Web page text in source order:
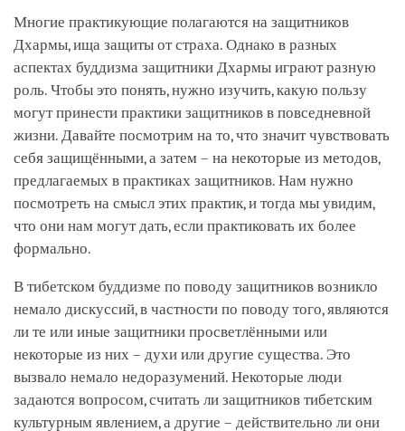
Многие практикующие полагаются на защитников
Дхармы, ища защиты от страха. Однако в разных
аспектах буддизма защитники Дхармы играют разную
роль. Чтобы это понять, нужно изучить, какую пользу
могут принести практики защитников в повседневной
жизни. Давайте посмотрим на то, что значит чувствовать
себя защищёнными, а затем – на некоторые из методов,
предлагаемых в практиках защитников. Нам нужно
посмотреть на смысл этих практик, и тогда мы увидим,
что они нам могут дать, если практиковать их более
формально.
В тибетском буддизме по поводу защитников возникло
немало дискуссий, в частности по поводу того, являются
ли те или иные защитники просветлёнными или
некоторые из них – духи или другие существа. Это
вызвало немало недоразумений. Некоторые люди
задаются вопросом, считать ли защитников тибетским
культурным явлением, а другие – действительно ли они